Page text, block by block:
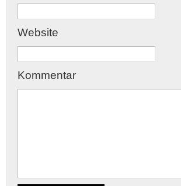
Website
Kommentar